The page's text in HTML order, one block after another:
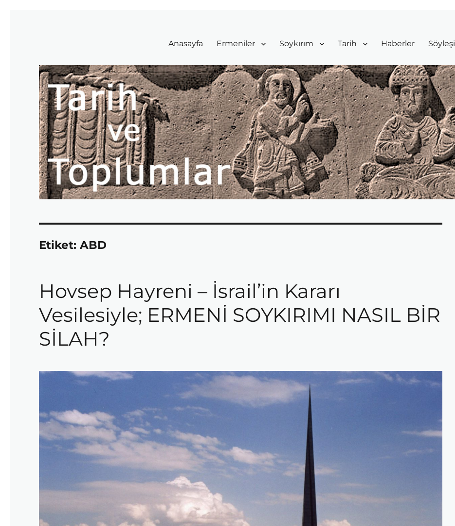
Tarih ve ToplumlarAnasayfa Ermeniler Soykırım Tarih Haberler Söyleşi
Etiket:ABD
Hovsep Hayreni – İsrail’in Kararı
Vesilesiyle; ERMENİ SOYKIRIMI NASIL BİR
SİLAH?